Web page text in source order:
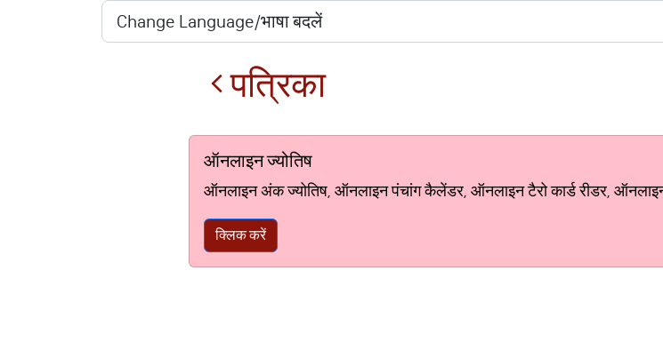
पत्रिका
ऑनलाइन ज्योतिष
ऑनलाइन अंक ज्योतिष, ऑनलाइन पंचांग कैलेंडर, ऑनलाइन टैरो कार्ड रीडर,
क्लिक करें